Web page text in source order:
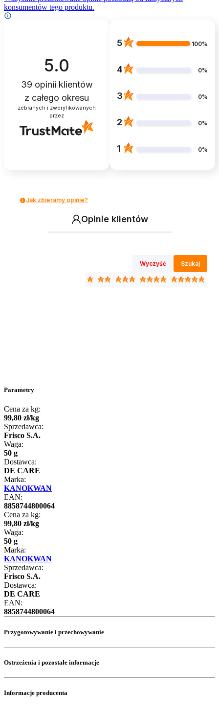
konsumentów tego produktu.
5.0
39 opinii klientów
z całego okresu
zebranych i zweryfikowanych
przez
5 100%
4 0%
3 0%
2 0%
1 0%
Jak zbieramy opinie?
Opinie klientów
Wyczyść Szukaj
Parametry
Cena za kg:
99,80 zł/kg
Sprzedawca:
Frisco S.A.
Waga:
50 g
Dostawca:
DE CARE
Marka:
KANOKWAN
EAN:
8858744800064
Cena za kg:
99,80 zł/kg
Waga:
50 g
Marka:
KANOKWAN
Sprzedawca:
Frisco S.A.
Dostawca:
DE CARE
EAN:
8858744800064
Przygotowywanie i przechowywanie
Ostrzeżenia i pozostałe informacje
Informacje producenta